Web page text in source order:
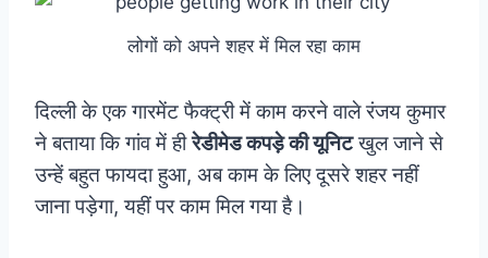
लोगों को अपने शहर में मिल रहा काम
दिल्ली के एक गारमेंट फैक्ट्री में काम करने वाले रंजय कुमार
ने बताया कि गांव में हीरेडीमेड कपड़े की यूनिटखुल जाने से
उन्हें बहुत फायदा हुआ, अब काम के लिए दूसरे शहर नहीं
जाना पड़ेगा, यहीं पर काम मिल गया है।